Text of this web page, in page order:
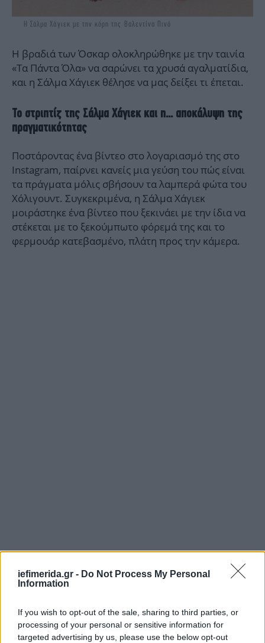
iefimerida.gr - Do Not Process My Personal
Information
If you wish to opt-out of the sale, sharing to third parties, or
processing of your personal or sensitive information for
targeted advertising by us, please use the below opt-out
Η Σάλμα Χάγιεκ με την κόρη της Βαλεντίνα Πινό
Η βραδιά των Όσκαρ ολοκληρώθηκε με την ταινία
«Τα Πάντα Όλα» να σαρώνει τα χρυσά αγαλματίδια,
και η Σάλμα Χάγιεκ θέλησε να μας δείξει τι έπεται.
Το στριπτίζ της Σάλμα Χάγιεκ και η... αποκάλυψη της
πραγματικότητας
Ποστάροντας ένα βίντεο στο λογαριασμό της στο
Instagram, παίρνει κανείς μια γεύση του πώς είναι
τα πράγματα μόλις σβήσουν τα λαμπερά φώτα του
Χόλιγουντ. Συγκεκριμένα, η Σάλμα Χάγιεκ
μοιράστηκε ένα βίντεο που ξεκινάει με την ίδια να
στέκεται με το ξεκούμπωτο φόρεμά της και το
φερμουάρ κατεβασμένο, πλάτη προς την κάμερα.